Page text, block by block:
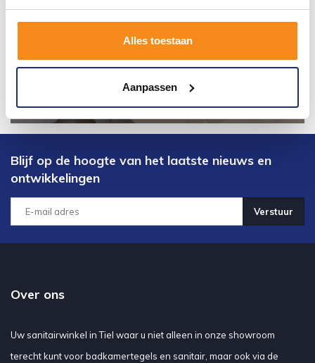
Alles toestaan
Aanpassen
Blijf op de hoogte van het laatste nieuws en
ontwikkelingen
Verstuur
Over ons
Uw sanitairwinkel in Tiel waar u niet alleen in onze showroom
terecht kunt voor badkamertegels en sanitair, maar ook via de